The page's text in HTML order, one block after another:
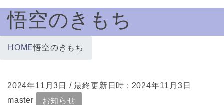
悟空のきもち
HOME悟空のきもち
2024年11月3日 / 最終更新日時 : 2024年11月3日
master
お知らせ